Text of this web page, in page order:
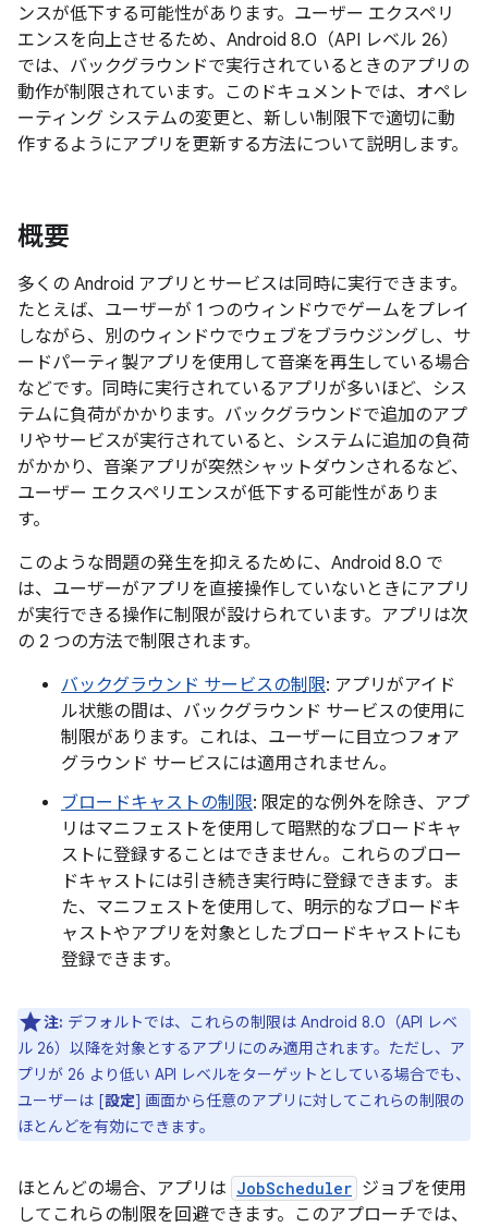
ンスが低下する可能性があります。ユーザー エクスペリ
エンスを向上させるため、Android 8.0（API レベル 26）
では、バックグラウンドで実行されているときのアプリの
動作が制限されています。このドキュメントでは、オペレ
ーティング システムの変更と、新しい制限下で適切に動
作するようにアプリを更新する方法について説明します。
概要
多くの Android アプリとサービスは同時に実行できます。
たとえば、ユーザーが 1 つのウィンドウでゲームをプレイ
しながら、別のウィンドウでウェブをブラウジングし、サ
ードパーティ製アプリを使用して音楽を再生している場合
などです。同時に実行されているアプリが多いほど、シス
テムに負荷がかかります。バックグラウンドで追加のアプ
リやサービスが実行されていると、システムに追加の負荷
がかかり、音楽アプリが突然シャットダウンされるなど、
ユーザー エクスペリエンスが低下する可能性がありま
す。
このような問題の発生を抑えるために、Android 8.0 で
は、ユーザーがアプリを直接操作していないときにアプリ
が実行できる操作に制限が設けられています。アプリは次
の 2 つの方法で制限されます。
バックグラウンド サービスの制限: アプリがアイド
ル状態の間は、バックグラウンド サービスの使用に
制限があります。これは、ユーザーに目立つフォア
グラウンド サービスには適用されません。
ブロードキャストの制限: 限定的な例外を除き、アプ
リはマニフェストを使用して暗黙的なブロードキャ
ストに登録することはできません。これらのブロー
ドキャストには引き続き実行時に登録できます。ま
た、マニフェストを使用して、明示的なブロードキ
ャストやアプリを対象としたブロードキャストにも
登録できます。
注: デフォルトでは、これらの制限は Android 8.0（API レベ
ル 26）以降を対象とするアプリにのみ適用されます。ただし、ア
プリが 26 より低い API レベルをターゲットとしている場合でも、
ユーザーは [設定] 画面から任意のアプリに対してこれらの制限の
ほとんどを有効にできます。
ほとんどの場合、アプリは JobScheduler ジョブを使用
してこれらの制限を回避できます。このアプローチでは、